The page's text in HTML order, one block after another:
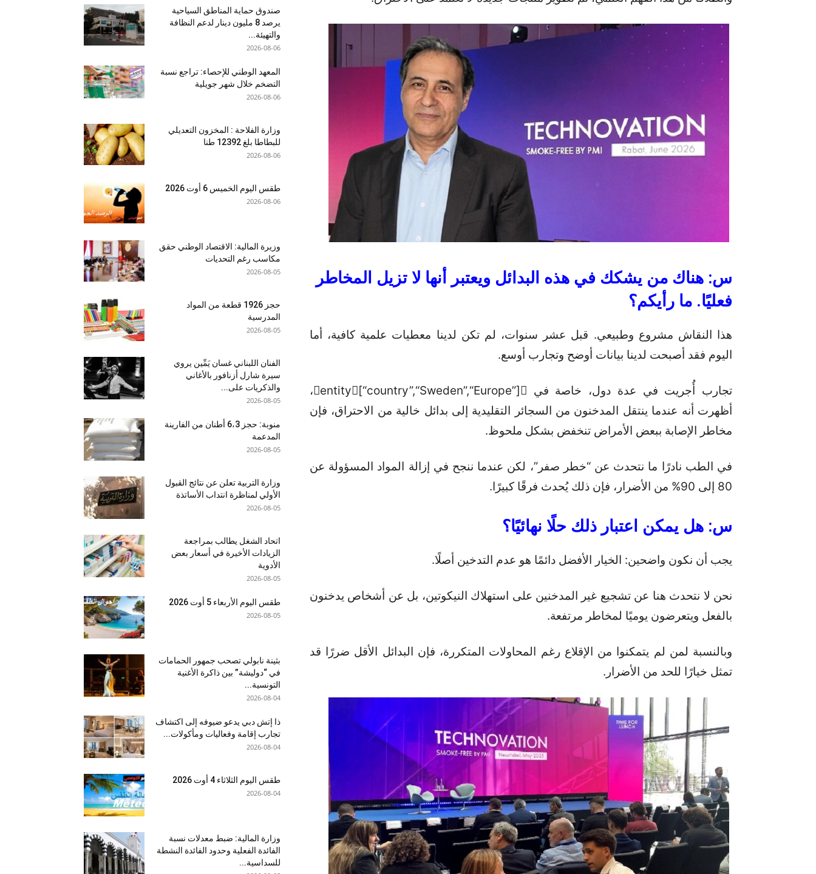
س: هناك من يشكك في هذه البدائل ويعتبر أنها لا تزيل المخاطر
فعليًا. ما رأيكم؟
هذا النقاش مشروع وطبيعي. قبل عشر سنوات، لم تكن لدينا معطيات علمية كافية، أما
اليوم فقد أصبحت لدينا بيانات أوضح وتجارب أوسع.
تجارب أُجريت في عدة دول، خاصة في entity[“country”,“Sweden”,“Europe”]،
أظهرت أنه عندما ينتقل المدخنون من السجائر التقليدية إلى بدائل خالية من الاحتراق، فإن
مخاطر الإصابة ببعض الأمراض تنخفض بشكل ملحوظ.
في الطب نادرًا ما نتحدث عن “خطر صفر”، لكن عندما ننجح في إزالة المواد المسؤولة عن
80 إلى 90% من الأضرار، فإن ذلك يُحدث فرقًا كبيرًا.
س: هل يمكن اعتبار ذلك حلًا نهائيًا؟
يجب أن نكون واضحين: الخيار الأفضل دائمًا هو عدم التدخين أصلًا.
نحن لا نتحدث هنا عن تشجيع غير المدخنين على استهلاك النيكوتين، بل عن أشخاص يدخنون
بالفعل ويتعرضون يوميًا لمخاطر مرتفعة.
وبالنسبة لمن لم يتمكنوا من الإقلاع رغم المحاولات المتكررة، فإن البدائل الأقل ضررًا قد
تمثل خيارًا للحد من الأضرار.
صندوق حماية المناطق السياحية
يرصد 8 مليون دينار لدعم النظافة
والتهيئة...
2026-08-06
المعهد الوطني للإحصاء: تراجع نسبة
التضخم خلال شهر جويلية
2026-08-06
وزارة الفلاحة : المخزون التعديلي
للبطاطا بلغ 12392 طنا
2026-08-06
طقس اليوم الخميس 6 أوت 2026
2026-08-06
وزيرة المالية: الاقتصاد الوطني حقق
مكاسب رغم التحديات
2026-08-05
حجز 1926 قطعة من المواد
المدرسية
2026-08-05
الفنان اللبناني غسان يَمِّين يروي
سيرة شارل أزنافور بالأغاني
والذكريات على...
2026-08-05
منوبة: حجز 6،3 أطنان من الفارينة
المدعمة
2026-08-05
وزارة التربية تعلن عن نتائج القبول
الأولي لمناظرة انتداب الأساتذة
2026-08-05
اتحاد الشغل يطالب بمراجعة
الزيادات الأخيرة في أسعار بعض
الأدوية
2026-08-05
طقس اليوم الأربعاء 5 أوت 2026
2026-08-05
بثينة نابولي تصحب جمهور الحمامات
في “دوليشة” بين ذاكرة الأغنية
التونسية...
2026-08-04
ذا إتش دبي يدعو ضيوفه إلى اكتشاف
تجارب إقامة وفعاليات ومأكولات...
2026-08-04
طقس اليوم الثلاثاء 4 أوت 2026
2026-08-04
وزارة المالية: ضبط معدلات نسبة
الفائدة الفعلية وحدود الفائدة النشطة
للسداسية...